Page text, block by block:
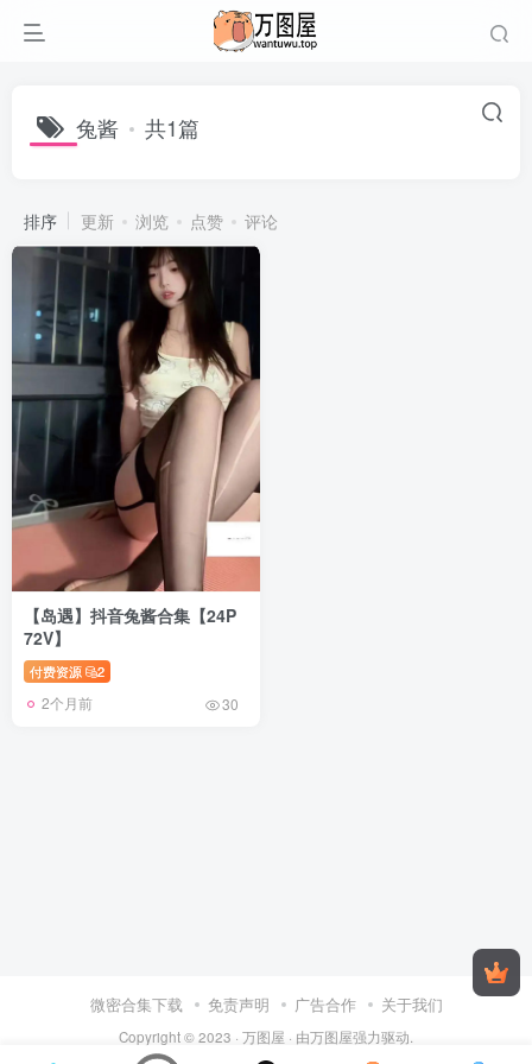
兔酱 共1篇
排序 更新 浏览 点赞 评论
【岛遇】抖音兔酱合集【24P
72V】
付费资源 2
2个月前 30
微密合集下载 免责声明 广告合作 关于我们
Copyright © 2023 · 万图屋 · 由万图屋强力驱动.